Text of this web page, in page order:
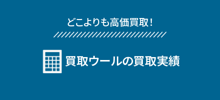
どこよりも⾼価買取！
買取ウールの買取実績